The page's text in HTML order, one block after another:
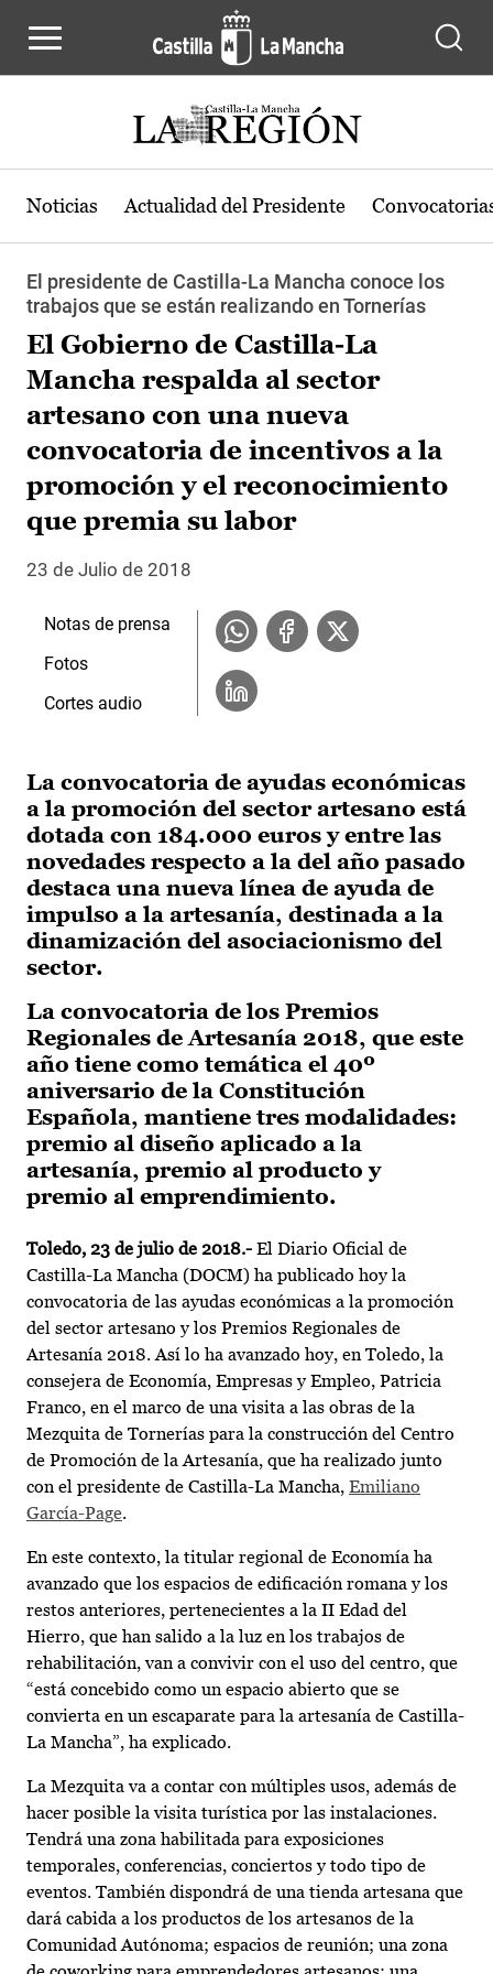
Noticias Actualidad del Presidente
El presidente de Castilla-La Mancha conoce los
trabajos que se están realizando en Tornerías
El Gobierno de Castilla-La
Mancha respalda al sector
artesano con una nueva
convocatoria de incentivos a la
promoción y el reconocimiento
que premia su labor
23 de Julio de 2018
La convocatoria de ayudas económicas
a la promoción del sector artesano está
dotada con 184.000 euros y entre las
novedades respecto a la del año pasado
destaca una nueva línea de ayuda de
impulso a la artesanía, destinada a la
dinamización del asociacionismo del
sector.
La convocatoria de los Premios
Regionales de Artesanía 2018, que este
año tiene como temática el 40º
aniversario de la Constitución
Española, mantiene tres modalidades:
premio al diseño aplicado a la
artesanía, premio al producto y
premio al emprendimiento.
Toledo, 23 de julio de 2018.- El Diario Oficial de
Castilla-La Mancha (DOCM) ha publicado hoy la
convocatoria de las ayudas económicas a la promoción
del sector artesano y los Premios Regionales de
Artesanía 2018. Así lo ha avanzado hoy, en Toledo, la
consejera de Economía, Empresas y Empleo, Patricia
Franco, en el marco de una visita a las obras de la
Mezquita de Tornerías para la construcción del Centro
de Promoción de la Artesanía, que ha realizado junto
con el presidente de Castilla-La Mancha, Emiliano
García-Page.
En este contexto, la titular regional de Economía ha
avanzado que los espacios de edificación romana y los
restos anteriores, pertenecientes a la II Edad del
Hierro, que han salido a la luz en los trabajos de
rehabilitación, van a convivir con el uso del centro, que
“está concebido como un espacio abierto que se
convierta en un escaparate para la artesanía de Castilla-
La Mancha”, ha explicado.
La Mezquita va a contar con múltiples usos, además de
hacer posible la visita turística por las instalaciones.
Tendrá una zona habilitada para exposiciones
temporales, conferencias, conciertos y todo tipo de
eventos. También dispondrá de una tienda artesana que
dará cabida a los productos de los artesanos de la
Comunidad Autónoma; espacios de reunión; una zona
Notas de prensa
Fotos
Cortes audio